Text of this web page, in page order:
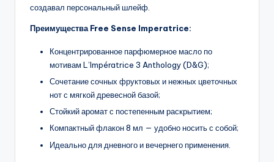
создавал персональный шлейф.
Преимущества Free Sense Imperatrice:
Концентрированное парфюмерное масло по
мотивам L’Impératrice 3 Anthology (D&G);
Сочетание сочных фруктовых и нежных цветочных
нот с мягкой древесной базой;
Стойкий аромат с постепенным раскрытием;
Компактный флакон 8 мл — удобно носить с собой;
Идеально для дневного и вечернего применения.